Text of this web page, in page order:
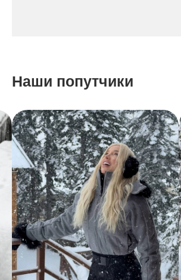
НОВАЯ
ARCTIC
ЖЕНЩИНАМ
Наши попутчики